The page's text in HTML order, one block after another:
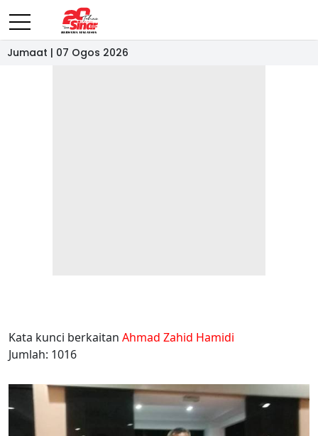
Jumaat | 07 Ogos 2026
Kata kunci berkaitan Ahmad Zahid Hamidi
Jumlah: 1016